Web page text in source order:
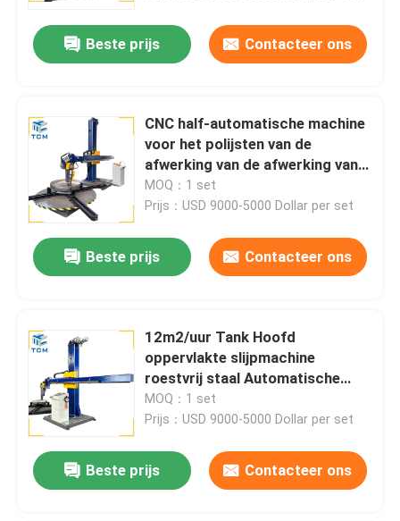
Beste prijs Contacteer ons
CNC half-automatische machine
voor het polijsten van de
afwerking van de afwerking van
de afwerking
MOQ：1 set
Prijs：USD 9000-5000 Dollar per set
Beste prijs Contacteer ons
12m2/uur Tank Hoofd
oppervlakte slijpmachine
roestvrij staal Automatische
Polisher
MOQ：1 set
Prijs：USD 9000-5000 Dollar per set
Beste prijs Contacteer ons